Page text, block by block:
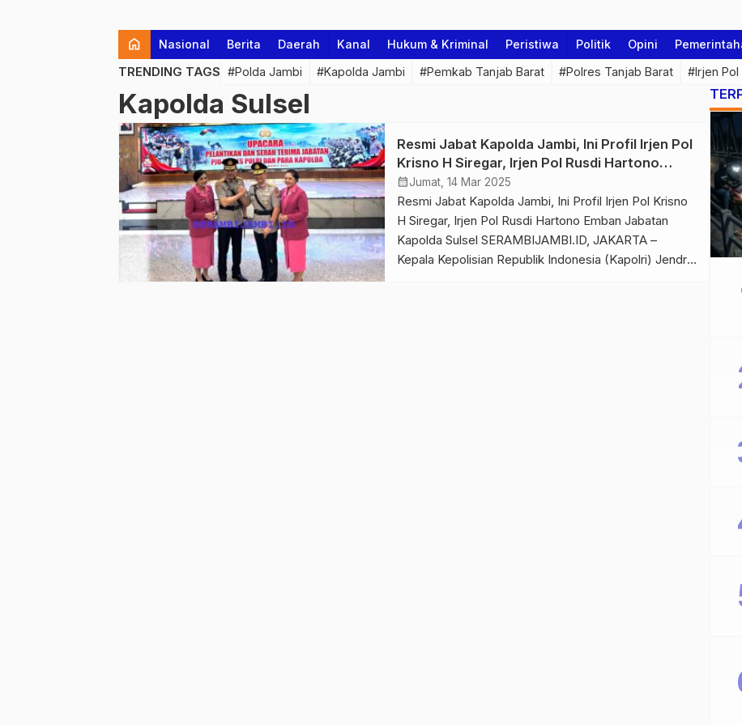
home Nasional Berita Daerah Kanal Hukum & Kriminal Peristiwa Politik Opini
TRENDING TAGS #Polda Jambi #Kapolda Jambi #Pemkab Tanjab Barat #Polres Tanjab Barat #Irjen Pol
Kapolda Sulsel
Resmi Jabat Kapolda Jambi, Ini Profil Irjen Pol
Krisno H Siregar, Irjen Pol Rusdi Hartono
Emban Jabatan Kapolda Sulsel
calendar_monthJumat, 14 Mar 2025
Resmi Jabat Kapolda Jambi, Ini Profil Irjen Pol Krisno
H Siregar, Irjen Pol Rusdi Hartono Emban Jabatan
Kapolda Sulsel SERAMBIJAMBI.ID, JAKARTA –
Kepala Kepolisian Republik Indonesia (Kapolri) Jendral